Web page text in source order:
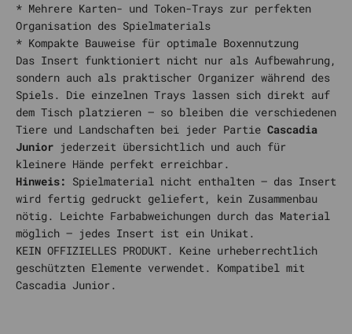
* Mehrere Karten- und Token-Trays zur perfekten
Organisation des Spielmaterials
* Kompakte Bauweise für optimale Boxennutzung
Das Insert funktioniert nicht nur als Aufbewahrung,
sondern auch als praktischer Organizer während des
Spiels. Die einzelnen Trays lassen sich direkt auf
dem Tisch platzieren – so bleiben die verschiedenen
Tiere und Landschaften bei jeder Partie Cascadia
Junior jederzeit übersichtlich und auch für
kleinere Hände perfekt erreichbar.
Hinweis: Spielmaterial nicht enthalten – das Insert
wird fertig gedruckt geliefert, kein Zusammenbau
nötig. Leichte Farbabweichungen durch das Material
möglich – jedes Insert ist ein Unikat.
KEIN OFFIZIELLES PRODUKT. Keine urheberrechtlich
geschützten Elemente verwendet. Kompatibel mit
Cascadia Junior.